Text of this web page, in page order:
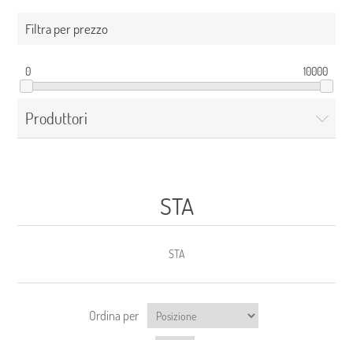
Filtra per prezzo
0 10000
Produttori
STA
STA
Ordina per